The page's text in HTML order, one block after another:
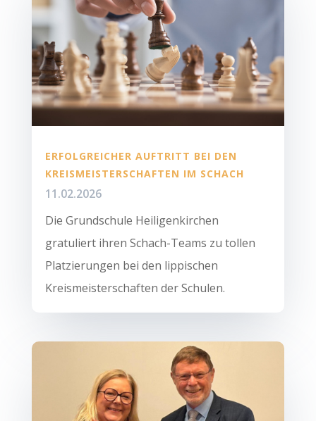
ERFOLGREICHER AUFTRITT BEI DEN
KREISMEISTERSCHAFTEN IM SCHACH
11.02.2026
Die Grundschule Heiligenkirchen
gratuliert ihren Schach-Teams zu tollen
Platzierungen bei den lippischen
Kreismeisterschaften der Schulen.